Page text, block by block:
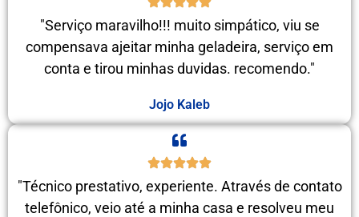
"Serviço maravilho!!! muito simpático, viu se
compensava ajeitar minha geladeira, serviço em
conta e tirou minhas duvidas. recomendo."
Jojo Kaleb
"Técnico prestativo, experiente. Através de contato
telefônico, veio até a minha casa e resolveu meu